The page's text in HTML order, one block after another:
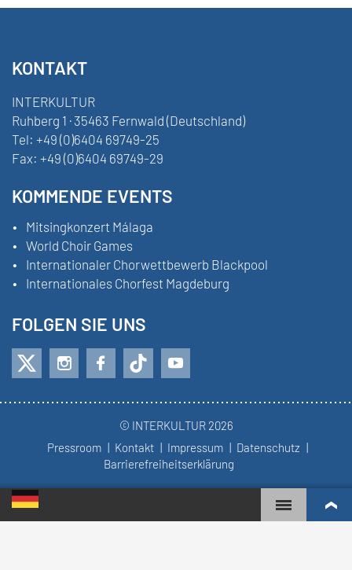
KONTAKT
INTERKULTUR
Ruhberg 1 · 35463 Fernwald (Deutschland)
Tel: +49 (0)6404 69749-25
Fax: +49 (0)6404 69749-29
KOMMENDE EVENTS
Mitsingkonzert Málaga
World Choir Games
Internationaler Chorwettbewerb Blackpool
Internationales Chorfest Magdeburg
FOLGEN SIE UNS
© INTERKULTUR 2026
Pressroom
Kontakt Impressum
Datenschutz
Barrierefreiheitserklärung
WORLD CHOIR GAMES